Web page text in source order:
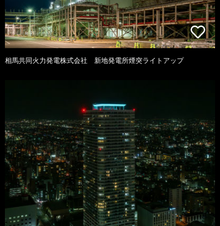
相馬共同火力発電株式会社 新地発電所煙突ライトアップ